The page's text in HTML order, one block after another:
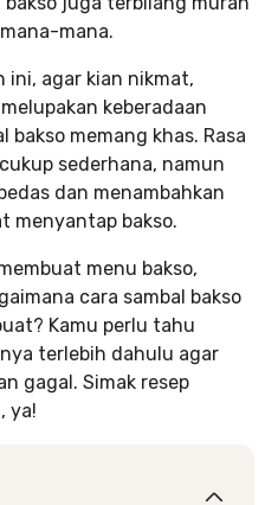
mana.
ini, agar kian nikmat,
keberadaan
bakso memang khas. Rasa
sederhana, namun
dan menambahkan
menyantap bakso.
menu bakso,
cara sambal bakso
Kamu perlu tahu
terlebih dahulu agar
gagal. Simak resep
ya!